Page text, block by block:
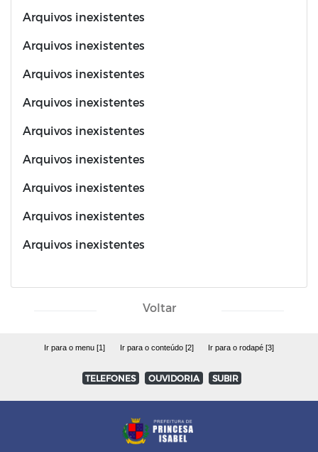
Arquivos inexistentes
Arquivos inexistentes
Arquivos inexistentes
Arquivos inexistentes
Arquivos inexistentes
Arquivos inexistentes
Arquivos inexistentes
Arquivos inexistentes
Arquivos inexistentes
Voltar
Ir para o menu [1] Ir para o conteúdo [2] Ir para o rodapé [3]
TELEFONES OUVIDORIA SUBIR